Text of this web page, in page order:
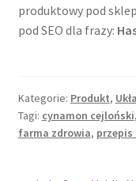
produktowy pod
pod SEO dla frazy:
Kategorie: Produkt,
Tagi: cynamon cejloński,
farma zdrowia, przepis